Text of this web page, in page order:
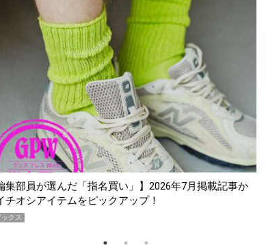
って損なし」の極上スマホ5選【GoodsPress 2026上半
】
ックス